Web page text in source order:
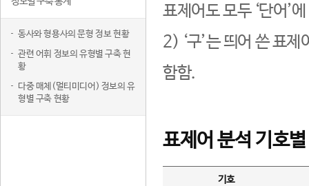
동사와 형용사의 문형 정보 현황
관련 어휘 정보의 유형별 구축 현
황
다중 매체(멀티미디어) 정보의 유
형별 구축 현황
표제어도 모두 ‘단어’
2) ‘구’는 띄어 쓴 표
함함.
표제어 분석 기호
기호